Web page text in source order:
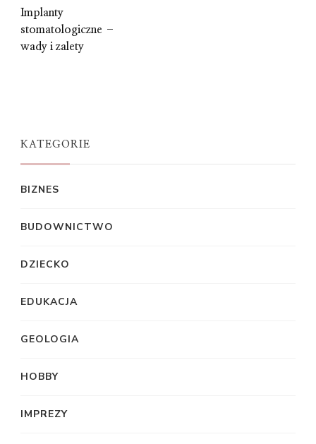
Implanty
stomatologiczne –
wady i zalety
KATEGORIE
BIZNES
BUDOWNICTWO
DZIECKO
EDUKACJA
GEOLOGIA
HOBBY
IMPREZY